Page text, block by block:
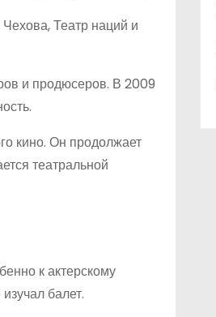
Театр наций и
и продюсеров. В 2009
кино. Он продолжает
театральной
к актерскому
балет.